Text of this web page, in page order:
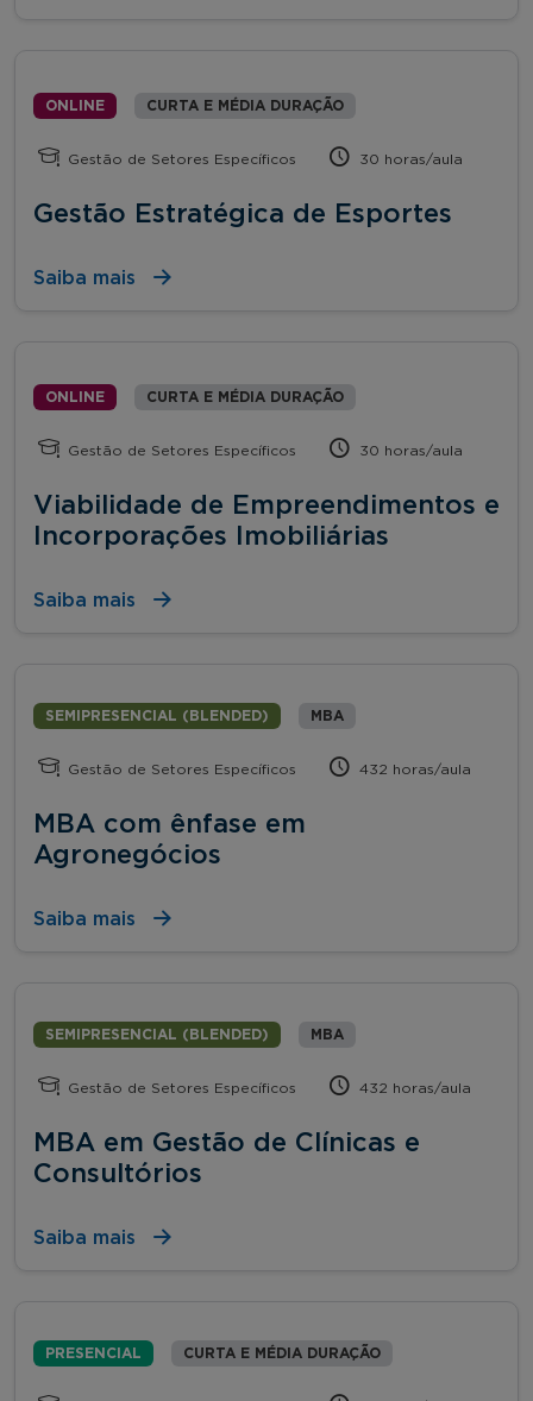
ONLINE CURTA E MÉDIA DURAÇÃO
Gestão de Setores Específicos 30 horas/aula
Gestão Estratégica de Esportes
Saiba mais
ONLINE CURTA E MÉDIA DURAÇÃO
Gestão de Setores Específicos 30 horas/aula
Viabilidade de Empreendimentos e
Incorporações Imobiliárias
Saiba mais
SEMIPRESENCIAL (BLENDED) MBA
Gestão de Setores Específicos 432 horas/aula
MBA com ênfase em
Agronegócios
Saiba mais
SEMIPRESENCIAL (BLENDED) MBA
Gestão de Setores Específicos 432 horas/aula
MBA em Gestão de Clínicas e
Consultórios
Saiba mais
PRESENCIAL CURTA E MÉDIA DURAÇÃO